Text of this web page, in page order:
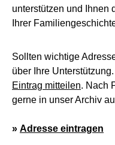
unterstützen und Ihnen
Ihrer
Sollten wichtige
über Ihre Unterstützung.
Eintrag mitteilen. Nach
gerne in unser Archiv
» Adresse eintragen